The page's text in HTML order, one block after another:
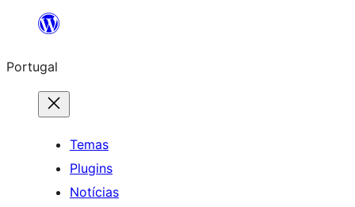
Saltar
o
conteúdo
Portugal
Temas
Plugins
Notícias